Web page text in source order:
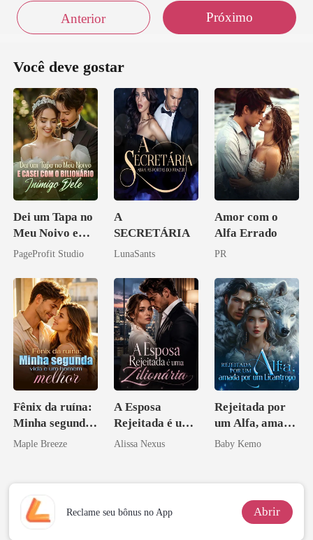
Anterior Próximo
Você deve gostar
Dei um Tapa no
Meu Noivo e
Casei com o
Inimigo Dele
PageProfit Studio
A
SECRETÁRIA
LunaSants
Amor com o
Alfa Errado
PR
Fênix da ruína:
Minha segunda
vida e um
Maple Breeze
A Esposa
Rejeitada é uma
Zilionária
Alissa Nexus
Rejeitada por
um Alfa, amada
por um
Baby Kemo
Reclame seu bônus no App Abrir